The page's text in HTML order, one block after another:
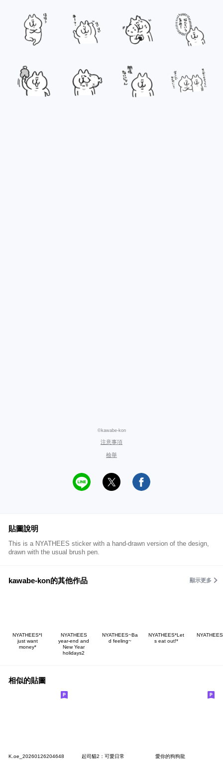
©kawabe-kon
注意事項
檢舉
貼圖說明
This is a NYATHEES sticker with a hand-drawn version of the design,
drawn with the usual brush pen.
kawabe-kon的其他作品 顯示更多
NYATHEES*I
just want
money*
NYATHEES
year-end and
New Year
holidays2
NYATHEES~Ba
d feeling~
NYATHEES*Let
s eat out!*
相似的貼圖
K.oe_20260126204648 起司貓2：可愛日常 愛你的狗狗龍